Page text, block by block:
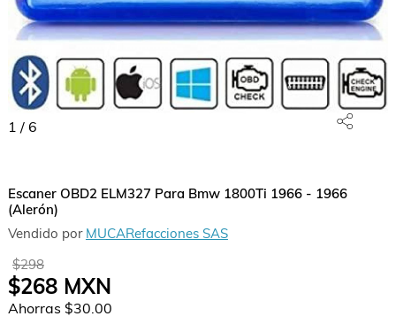
1 / 6
Escaner OBD2 ELM327 Para Bmw 1800Ti 1966 - 1966
(Alerón)
Vendido por MUCARefacciones SAS
$298
$268MXN
Ahorras $30.00